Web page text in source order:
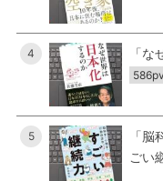
4 「
586pv
5
「
ごい